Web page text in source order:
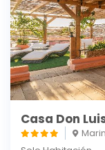
Casa Don